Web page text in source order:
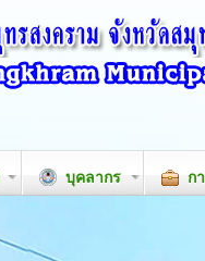
บุคลากร ก